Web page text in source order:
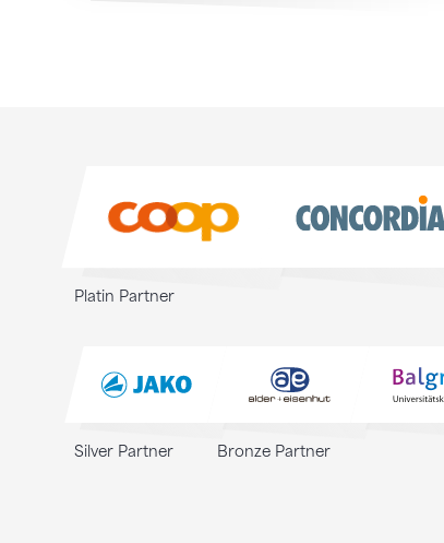
Platin Partner
Silver Partner Bronze Partner